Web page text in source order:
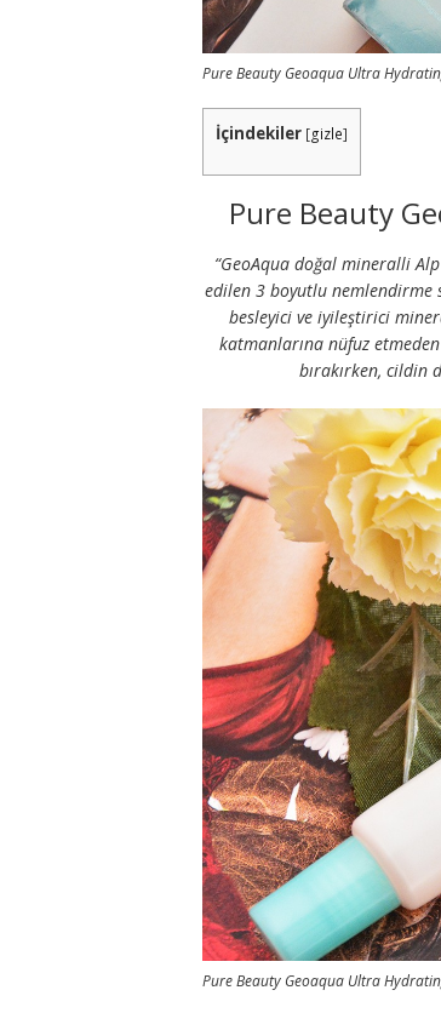
Pure Beauty Geoaqua Ultra
İçindekiler [gizle]
Pure Beauty
“GeoAqua doğal mineralli
edilen 3 boyutlu nemlendirme
besleyici ve iyileştirici
katmanlarına nüfuz
bırakırken, cildin
Pure Beauty Geoaqua Ultra